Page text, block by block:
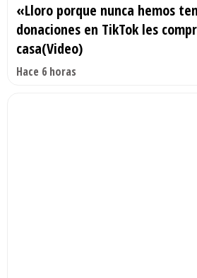
«Lloro porque nunca hemos
donaciones en TikTok les
casa(Video)
Hace 6 horas